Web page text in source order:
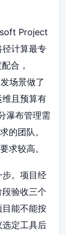
Project
计算最专
合，
场景做了
且预算有
瀑布管理需
的团队。
求较高。
。项目经
验收三个
能不能按
定工具后